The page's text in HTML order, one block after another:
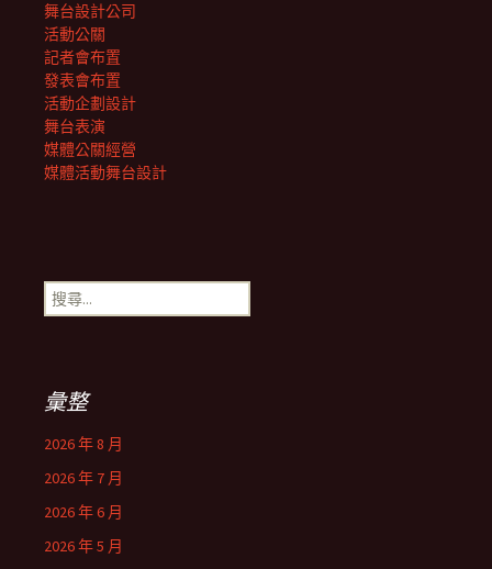
舞台設計公司
活動公關
記者會布置
發表會布置
活動企劃設計
舞台表演
媒體公關經營
媒體活動舞台設計
搜
尋
彙整
2026 年 8 月
2026 年 7 月
2026 年 6 月
2026 年 5 月